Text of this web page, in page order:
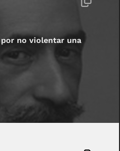
por no violentar una